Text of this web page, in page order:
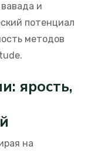
и
потенциал
методов
ярость,
на